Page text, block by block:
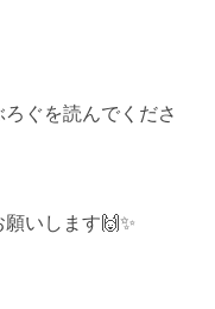
ぐを読んでくださ
いします🙌✨